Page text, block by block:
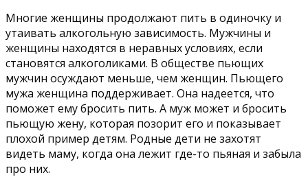
Многие женщины продолжают пить в одиночку и
утаивать алкогольную зависимость. Мужчины и
женщины находятся в неравных условиях, если
становятся алкоголиками. В обществе пьющих
мужчин осуждают меньше, чем женщин. Пьющего
мужа женщина поддерживает. Она надеется, что
поможет ему бросить пить. А муж может и бросить
пьющую жену, которая позорит его и показывает
плохой пример детям. Родные дети не захотят
видеть маму, когда она лежит где-то пьяная и забыла
про них.